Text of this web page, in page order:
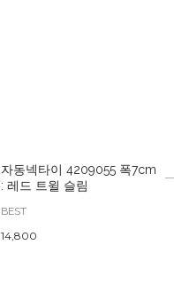
자동넥타이 4209055 폭7cm
: 레드 트윌 슬림
BEST
14,800